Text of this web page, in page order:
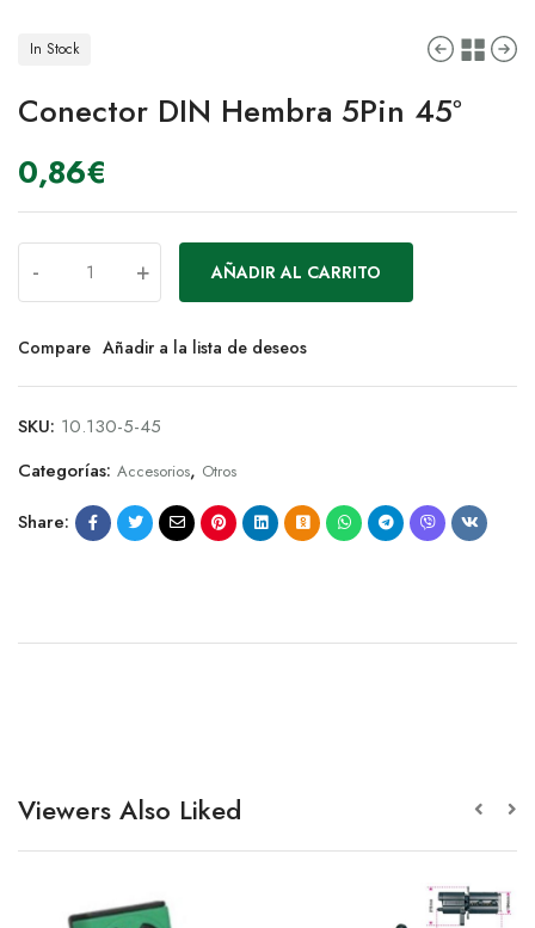
In Stock
Conector DIN Hembra 5Pin 45º
0,86€
- + AÑADIR AL CARRITO
Compare Añadir a la lista de deseos
SKU: 10.130-5-45
Categorías: Accesorios, Otros
Share:
Viewers Also Liked